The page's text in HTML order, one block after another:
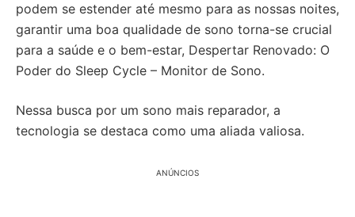
podem se estender até mesmo para as nossas noites,
garantir uma boa qualidade de sono torna-se crucial
para a saúde e o bem-estar, Despertar Renovado: O
Poder do Sleep Cycle – Monitor de Sono.
Nessa busca por um sono mais reparador, a
tecnologia se destaca como uma aliada valiosa.
ANÚNCIOS